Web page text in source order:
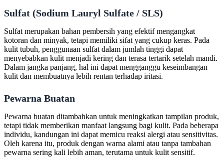
Sulfat (Sodium Lauryl Sulfate / SLS)
Sulfat merupakan bahan pembersih yang efektif mengangkat
kotoran dan minyak, tetapi memiliki sifat yang cukup keras. Pada
kulit tubuh, penggunaan sulfat dalam jumlah tinggi dapat
menyebabkan kulit menjadi kering dan terasa tertarik setelah mandi.
Dalam jangka panjang, hal ini dapat mengganggu keseimbangan
kulit dan membuatnya lebih rentan terhadap iritasi.
Pewarna Buatan
Pewarna buatan ditambahkan untuk meningkatkan tampilan produk,
tetapi tidak memberikan manfaat langsung bagi kulit. Pada beberapa
individu, kandungan ini dapat memicu reaksi alergi atau sensitivitas.
Oleh karena itu, produk dengan warna alami atau tanpa tambahan
pewarna sering kali lebih aman, terutama untuk kulit sensitif.